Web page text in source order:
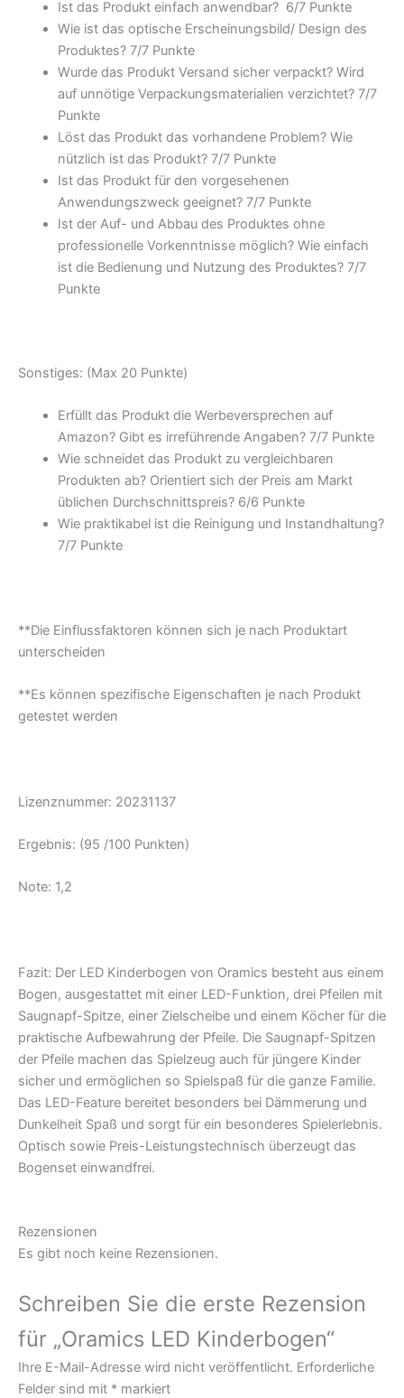
Ist das Produkt einfach anwendbar? 6/7 Punkte
Wie ist das optische Erscheinungsbild/ Design des
Produktes? 7/7 Punkte
Wurde das Produkt Versand sicher verpackt? Wird
auf unnötige Verpackungsmaterialien verzichtet? 7/7
Punkte
Löst das Produkt das vorhandene Problem? Wie
nützlich ist das Produkt? 7/7 Punkte
Ist das Produkt für den vorgesehenen
Anwendungszweck geeignet? 7/7 Punkte
Ist der Auf- und Abbau des Produktes ohne
professionelle Vorkenntnisse möglich? Wie einfach
ist die Bedienung und Nutzung des Produktes? 7/7
Punkte
Sonstiges: (Max 20 Punkte)
Erfüllt das Produkt die Werbeversprechen auf
Amazon? Gibt es irreführende Angaben? 7/7 Punkte
Wie schneidet das Produkt zu vergleichbaren
Produkten ab? Orientiert sich der Preis am Markt
üblichen Durchschnittspreis? 6/6 Punkte
Wie praktikabel ist die Reinigung und Instandhaltung?
7/7 Punkte
**Die Einflussfaktoren können sich je nach Produktart
unterscheiden
**Es können spezifische Eigenschaften je nach Produkt
getestet werden
Lizenznummer: 20231137
Ergebnis: (95 /100 Punkten)
Note: 1,2
Fazit: Der LED Kinderbogen von Oramics besteht aus einem
Bogen, ausgestattet mit einer LED-Funktion, drei Pfeilen mit
Saugnapf-Spitze, einer Zielscheibe und einem Köcher für die
praktische Aufbewahrung der Pfeile. Die Saugnapf-Spitzen
der Pfeile machen das Spielzeug auch für jüngere Kinder
sicher und ermöglichen so Spielspaß für die ganze Familie.
Das LED-Feature bereitet besonders bei Dämmerung und
Dunkelheit Spaß und sorgt für ein besonderes Spielerlebnis.
Optisch sowie Preis-Leistungstechnisch überzeugt das
Bogenset einwandfrei.
Rezensionen
Es gibt noch keine Rezensionen.
Schreiben Sie die erste Rezension
für „Oramics LED Kinderbogen“
Ihre E-Mail-Adresse wird nicht veröffentlicht. Erforderliche
Felder sind mit * markiert